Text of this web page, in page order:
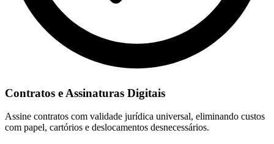
Contratos e Assinaturas Digitais
Assine contratos com validade jurídica universal, eliminando custos
com papel, cartórios e deslocamentos desnecessários.